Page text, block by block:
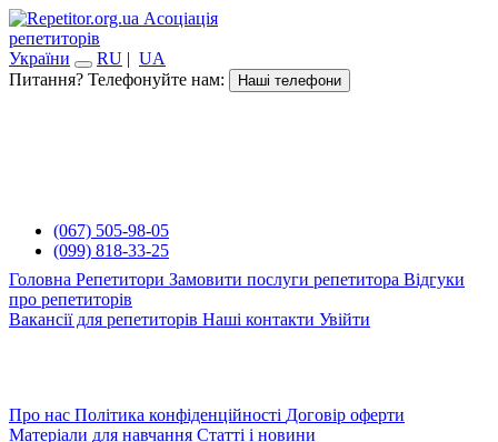
Асоціація
репетиторів
України
RU | UA
Питання? Телефонуйте нам:
Наші телефони
(067) 505-98-05
(099) 818-33-25
Головна Репетитори Замовити послуги репетитора Відгуки
про репетиторів
Вакансії для репетиторів Наші контакти Увійти
Про нас Політика конфіденційності Договір оферти
Матеріали для навчання Статті і новини